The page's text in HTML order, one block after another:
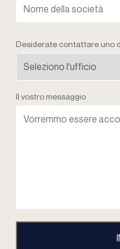
Desiderate contattare uno
Il vostro messaggio